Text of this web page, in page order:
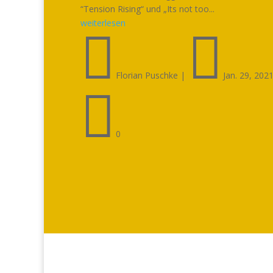
“Tension Rising“ und „Its not too...
weiterlesen
 Florian Puschke |  Jan. 29, 2021
 0